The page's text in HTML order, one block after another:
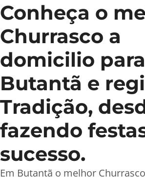
Conheça o
Churrasco a
domicilio para
Butantã e
Tradição,
fazendo
sucesso.
Em Butantã o melhor